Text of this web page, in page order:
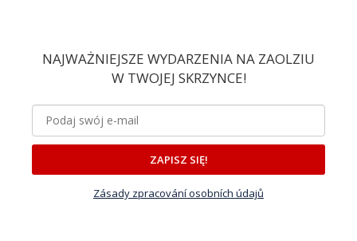
NAJWAŻNIEJSZE WYDARZENIA NA ZAOLZIU
W TWOJEJ SKRZYNCE!
ZAPISZ SIĘ!
Zásady zpracování osobních údajů